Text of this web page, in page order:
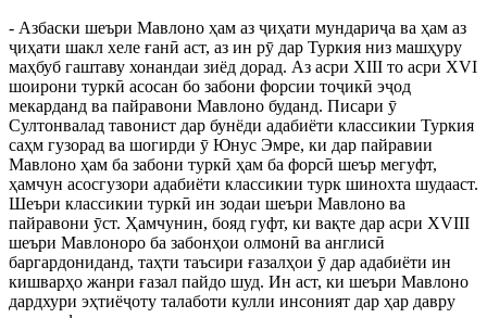
- Азбаски шеъри Мавлоно ҳам аз ҷиҳати мундариҷа ва ҳам аз
ҷиҳати шакл хеле ғанӣ аст, аз ин рӯ дар Туркия низ машҳуру
маҳбуб гаштаву хонандаи зиёд дорад. Аз асри XIII то асри XVI
шоирони туркӣ асосан бо забони форсии тоҷикӣ эҷод
мекарданд ва пайравони Мавлоно буданд. Писари ӯ
Султонвалад тавонист дар бунёди адабиёти классикии Туркия
саҳм гузорад ва шогирди ӯ Юнус Эмре, ки дар пайравии
Мавлоно ҳам ба забони туркӣ ҳам ба форсӣ шеър мегуфт,
ҳамчун асосгузори адабиёти классикии турк шинохта шудааст.
Шеъри классикии туркӣ ин зодаи шеъри Мавлоно ва
пайравони ӯст. Ҳамчунин, бояд гуфт, ки вақте дар асри XVIII
шеъри Мавлоноро ба забонҳои олмонӣ ва англисӣ
баргардониданд, таҳти таъсири ғазалҳои ӯ дар адабиёти ин
кишварҳо жанри ғазал пайдо шуд. Ин аст, ки шеъри Мавлоно
дардхури эҳтиёҷоту талаботи кулли инсоният дар ҳар давру